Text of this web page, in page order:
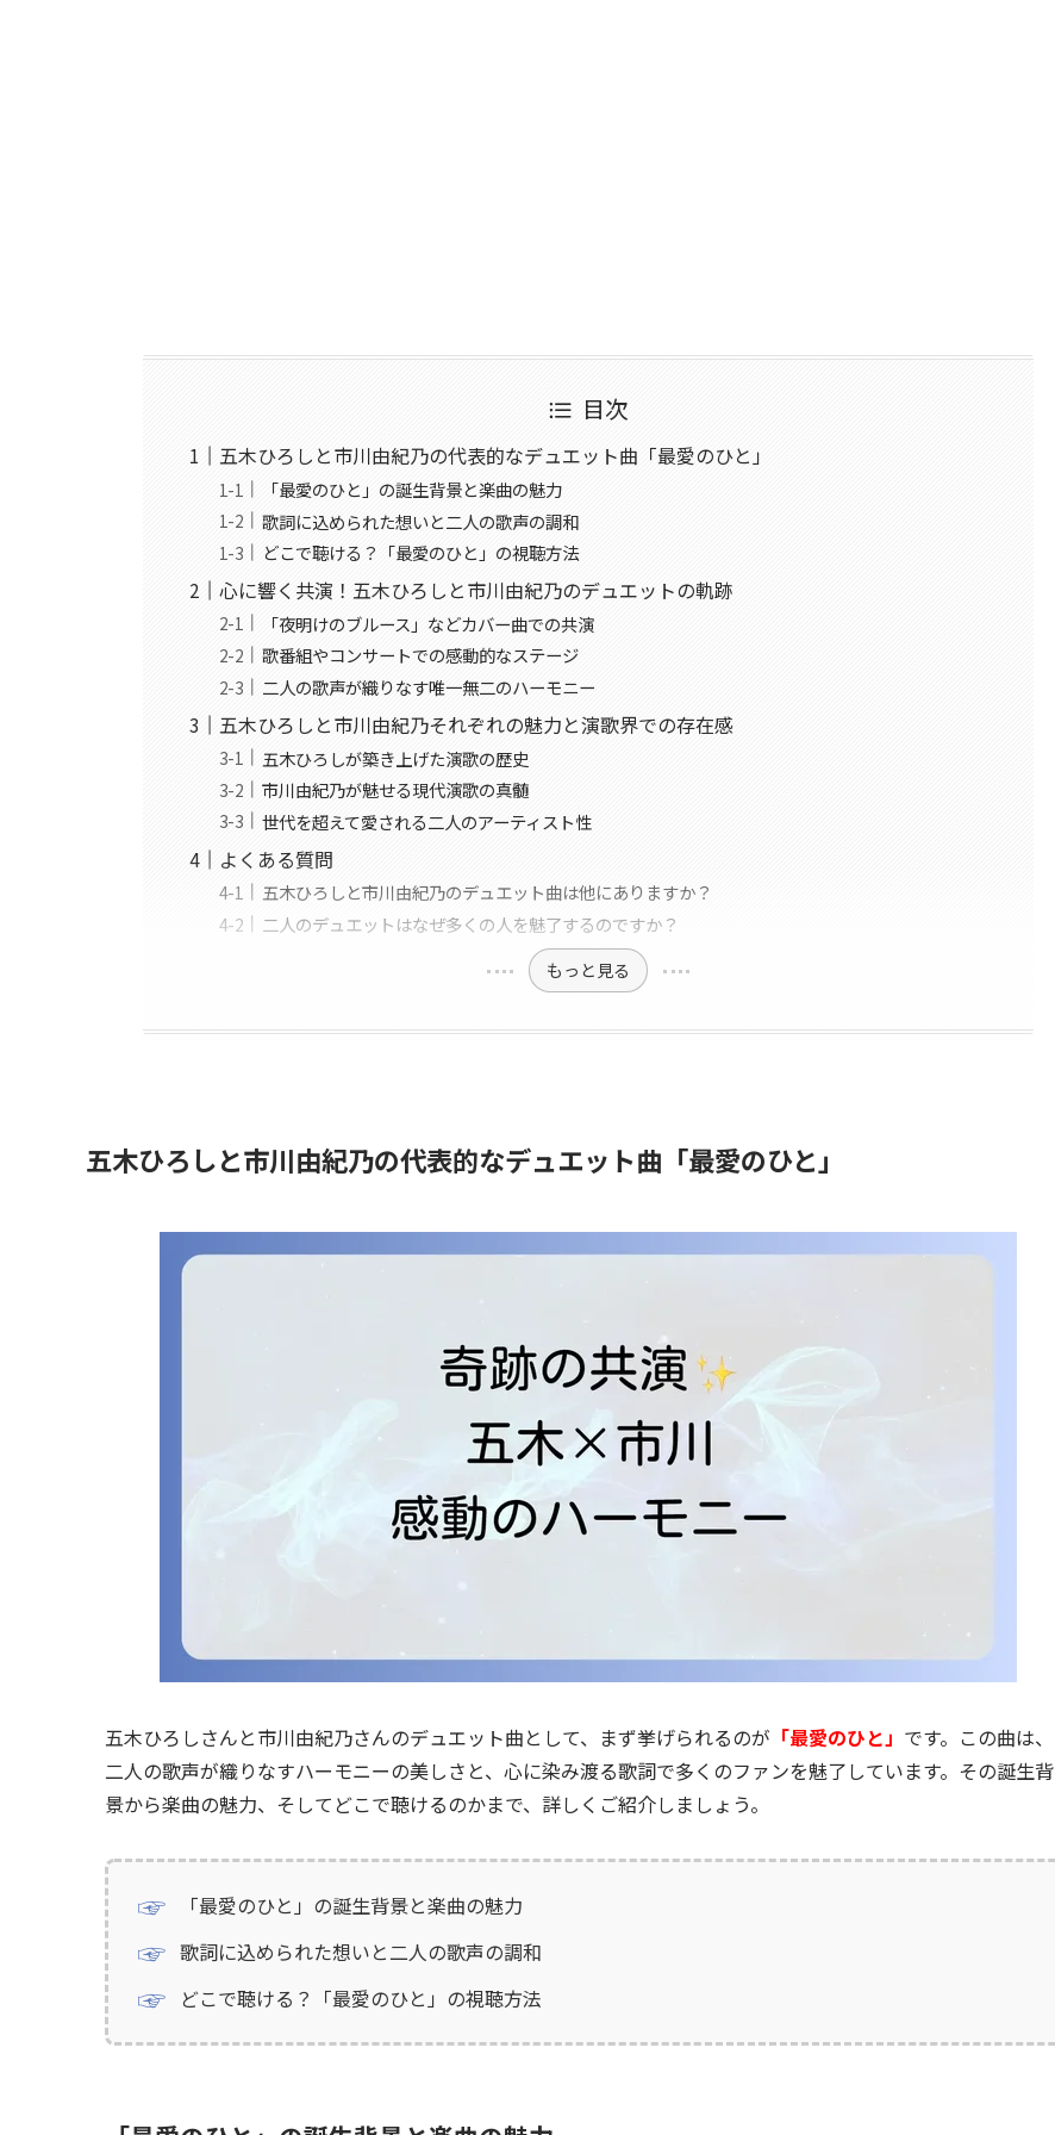
目次
五木ひろしと市川由紀乃の代表的なデュエット曲「最愛のひと」
「最愛のひと」の誕生背景と楽曲の魅力
歌詞に込められた想いと二人の歌声の調和
どこで聴ける？「最愛のひと」の視聴方法
心に響く共演！五木ひろしと市川由紀乃のデュエットの軌跡
「夜明けのブルース」などカバー曲での共演
歌番組やコンサートでの感動的なステージ
二人の歌声が織りなす唯一無二のハーモニー
五木ひろしと市川由紀乃それぞれの魅力と演歌界での存在感
五木ひろしが築き上げた演歌の歴史
市川由紀乃が魅せる現代演歌の真髄
世代を超えて愛される二人のアーティスト性
よくある質問
五木ひろしと市川由紀乃のデュエット曲は他にありますか？
二人のデュエットはなぜ多くの人を魅了するのですか？
もっと見る
五木ひろしと市川由紀乃の代表的なデュエット曲「最愛のひと」
五木ひろしさんと市川由紀乃さんのデュエット曲として、まず挙げられるのが 「最愛のひと」 です。この曲は、
二人の歌声が織りなすハーモニーの美しさと、心に染み渡る歌詞で多くのファンを魅了しています。その誕生背
景から楽曲の魅力、そしてどこで聴けるのかまで、詳しくご紹介しましょう。
「最愛のひと」の誕生背景と楽曲の魅力
歌詞に込められた想いと二人の歌声の調和
どこで聴ける？「最愛のひと」の視聴方法